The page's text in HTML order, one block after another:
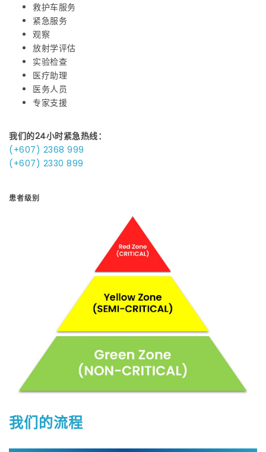
救护车服务
紧急服务
观察
放射学评估
实验检查
医疗助理
医务人员
专家支援
我们的24小时紧急热线：
(+607) 2368 999
(+607) 2330 899
患者级别
我们的流程